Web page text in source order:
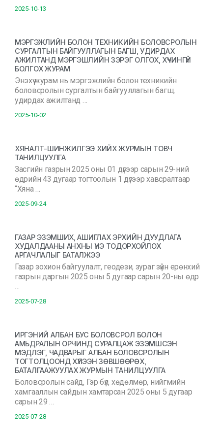
2025-10-13
МЭРГЭЖЛИЙН БОЛОН ТЕХНИКИЙН БОЛОВСРОЛЫН
СУРГАЛТЫН БАЙГУУЛЛАГЫН БАГШ, УДИРДАХ
АЖИЛТАНД МЭРГЭШЛИЙН ЗЭРЭГ ОЛГОХ, ХҮЧИНГҮЙ
БОЛГОХ ЖУРАМ
Энэхүү журам нь мэргэжлийн болон техникийн
боловсролын сургалтын байгууллагын багш,
удирдах ажилтанд …
2025-10-02
ХЯНАЛТ-ШИНЖИЛГЭЭ ХИЙХ ЖУРМЫН ТОВЧ
ТАНИЛЦУУЛГА
Засгийн газрын 2025 оны 01 дүгээр сарын 29-ний
өдрийн 43 дугаар тогтоолын 1 дүгээр хавсралтаар
“Хяна …
2025-09-24
ГАЗАР ЭЗЭМШИХ, АШИГЛАХ ЭРХИЙН ДУУДЛАГА
ХУДАЛДААНЫ АНХНЫ ҮНЭ ТОДОРХОЙЛОХ
АРГАЧЛАЛЫГ БАТАЛЖЭЭ
Газар зохион байгуулалт, геодези, зураг зүйн ерөнхий
газрын даргын 2025 оны 5 дугаар сарын 20-ны өдр
…
2025-07-28
ИРГЭНИЙ АЛБАН БУС БОЛОВСРОЛ БОЛОН
АМЬДРАЛЫН ОРЧИНД СУРАЛЦАЖ ЭЗЭМШСЭН
МЭДЛЭГ, ЧАДВАРЫГ АЛБАН БОЛОВСРОЛЫН
ТОГТОЛЦООНД ХҮЛЭЭН ЗӨВШӨӨРӨХ,
БАТАЛГААЖУУЛАХ ЖУРМЫН ТАНИЛЦУУЛГА
Боловсролын сайд, Гэр бүл, хөдөлмөр, нийгмийн
хамгааллын сайдын хамтарсан 2025 оны 5 дугаар
сарын 29 …
2025-07-28